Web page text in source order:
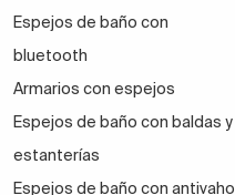
Espejos de baño con
bluetooth
Armarios con espejos
Espejos de baño con baldas y
estanterías
Espejos de baño con antivaho